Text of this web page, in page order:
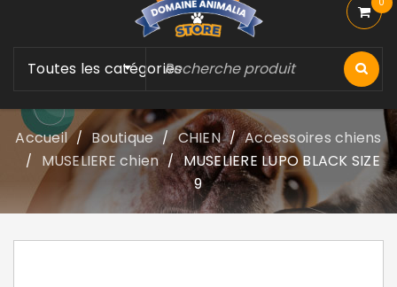
Toutes les catégories
Accueil / Boutique / CHIEN / Accessoires chiens
/ MUSELIERE chien / MUSELIERE LUPO BLACK SIZE
9